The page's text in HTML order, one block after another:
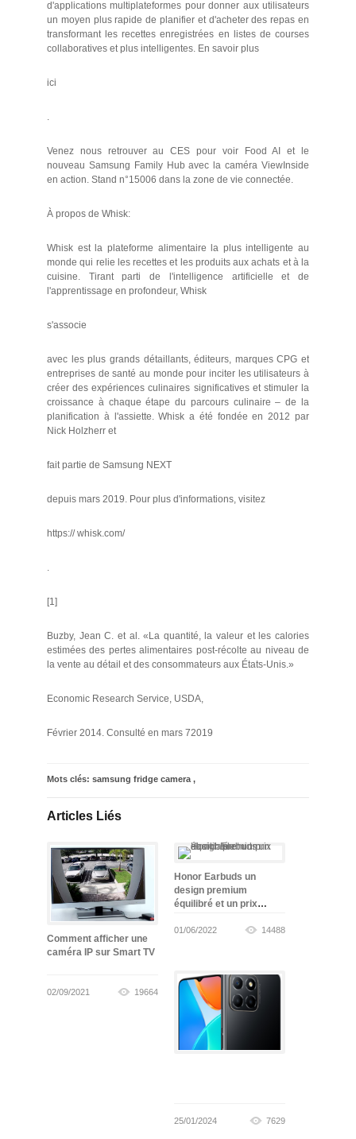
d'applications multiplateformes pour donner aux utilisateurs
un moyen plus rapide de planifier et d'acheter des repas en
transformant les recettes enregistrées en listes de courses
collaboratives et plus intelligentes. En savoir plus
ici
.
Venez nous retrouver au CES pour voir Food AI et le
nouveau Samsung Family Hub avec la caméra ViewInside
en action. Stand n°15006 dans la zone de vie connectée.
À propos de Whisk:
Whisk est la plateforme alimentaire la plus intelligente au
monde qui relie les recettes et les produits aux achats et à la
cuisine. Tirant parti de l'intelligence artificielle et de
l'apprentissage en profondeur, Whisk
s'associe
avec les plus grands détaillants, éditeurs, marques CPG et
entreprises de santé au monde pour inciter les utilisateurs à
créer des expériences culinaires significatives et stimuler la
croissance à chaque étape du parcours culinaire – de la
planification à l'assiette. Whisk a été fondée en 2012 par
Nick Holzherr et
fait partie de Samsung NEXT
depuis mars 2019. Pour plus d'informations, visitez
https:// whisk.com/
.
[1]
Buzby, Jean C. et al. «La quantité, la valeur et les calories
estimées des pertes alimentaires post-récolte au niveau de
la vente au détail et des consommateurs aux États-Unis.»
Economic Research Service, USDA,
Février 2014. Consulté en mars 72019
Mots clés: samsung fridge camera ,
Articles Liés
Comment afficher une
caméra IP sur Smart TV
02/09/2021 19664
Honor Earbuds un
design premium
équilibré et un prix
01/06/2022 14488
25/01/2024 7629